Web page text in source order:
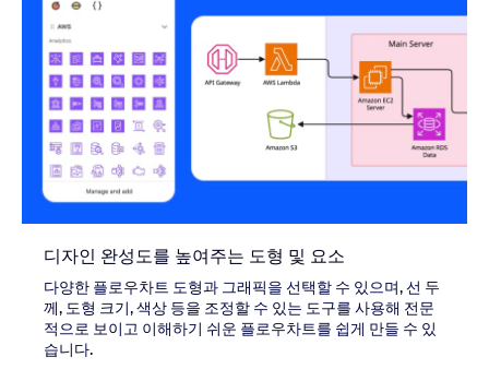
디자인 완성도를 높여주는 도형 및 요소
다양한 플로우차트 도형과 그래픽을 선택할 수 있으며, 선 두
께, 도형 크기, 색상 등을 조정할 수 있는 도구를 사용해 전문
적으로 보이고 이해하기 쉬운 플로우차트를 쉽게 만들 수 있
습니다.